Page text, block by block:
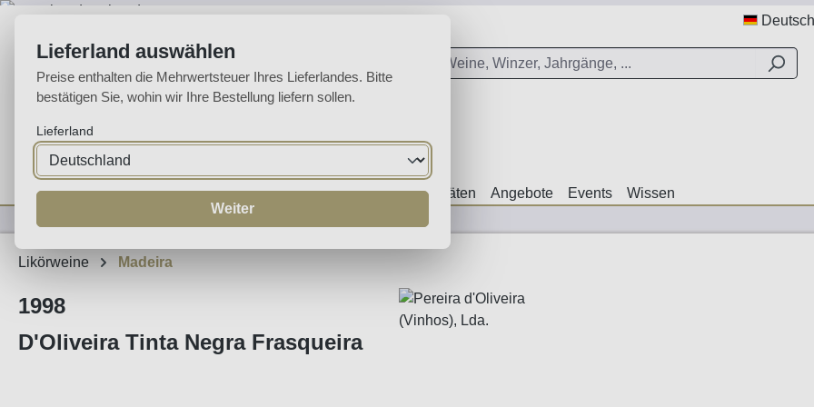
Deutsch
Home Weine Likörweine Espumante Aguardente Spezialitäten Angebote Events Wissen
Likörweine Madeira
1998
D'Oliveira Tinta Negra Frasqueira
Lieferland auswählen
Preise enthalten die Mehrwertsteuer Ihres Lieferlandes. Bitte
bestätigen Sie, wohin wir Ihre Bestellung liefern sollen.
Lieferland
Weiter